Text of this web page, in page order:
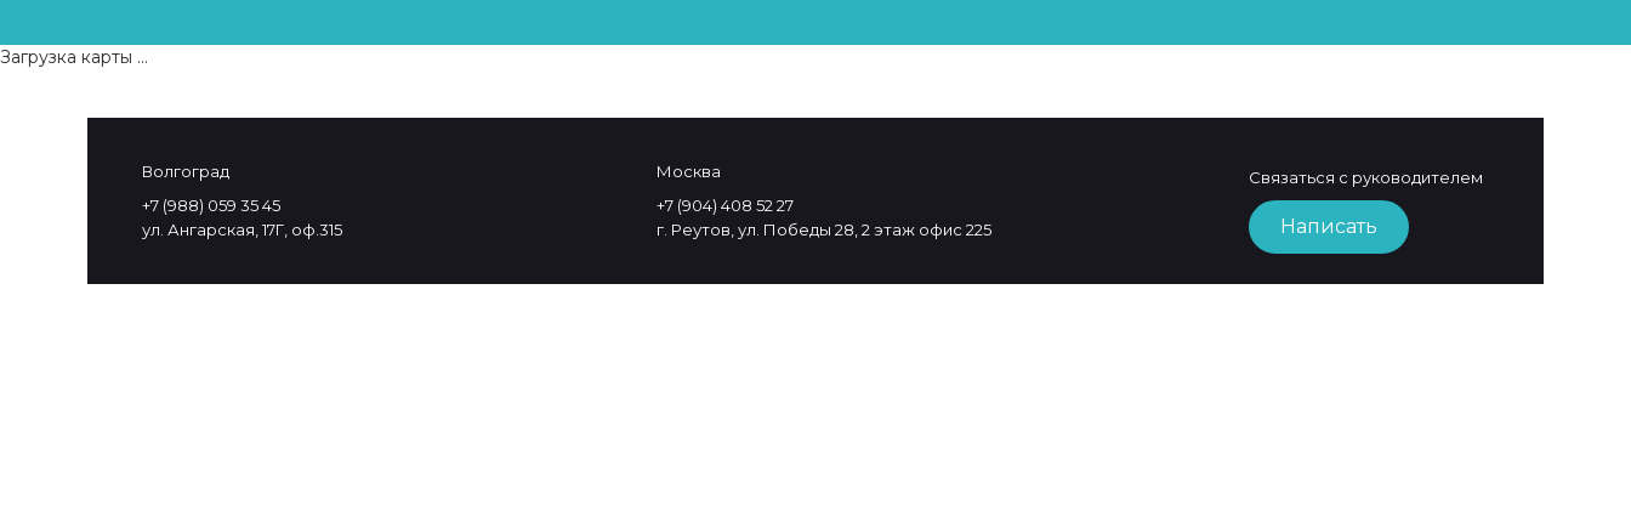
Волгоград
+7 (988) 059 35 45
ул. Ангарская, 17Г, оф.315
Москва
+7 (904) 408 52 27
г. Реутов, ул. Победы 28, 2 этаж офис 225
Связаться с руководителем
Написать
Загрузка карты ...